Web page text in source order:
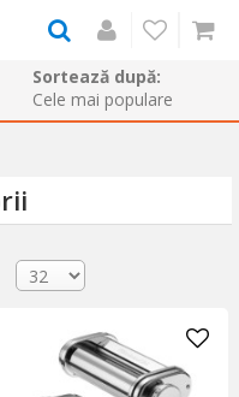
Sortează după: